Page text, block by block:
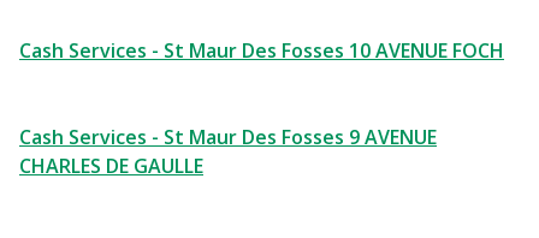
Cash Services - St Maur Des Fosses 10 AVENUE FOCH
Cash Services - St Maur Des Fosses 9 AVENUE
CHARLES DE GAULLE